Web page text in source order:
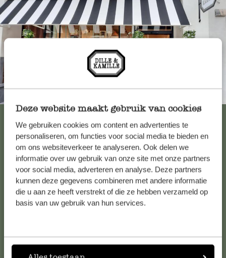
Deze website maakt gebruik van cookies
We gebruiken cookies om content en advertenties te
personaliseren, om functies voor social media te bieden en
om ons websiteverkeer te analyseren. Ook delen we
informatie over uw gebruik van onze site met onze partners
voor social media, adverteren en analyse. Deze partners
kunnen deze gegevens combineren met andere informatie
die u aan ze heeft verstrekt of die ze hebben verzameld op
basis van uw gebruik van hun services.
Alle 62 Geschäfte anzeigen
Kundenservice/Hilfe
Falls Sie Fragen haben oder Tipps und Hilfe brauchen, wenden
Sie sich bitte an unseren Kundenservice. Oder lesen Sie hier